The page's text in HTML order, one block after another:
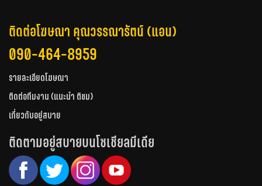
ติดต่อโฆษณา คุณวรรณารัตน์ (แอน)
090-464-8959
รายละเอียดโฆษณา
ติดต่อทีมงาน (แนะนำ ติชม)
เกี่ยวกับอยู่สบาย
ติดตามอยู่สบายบนโซเชียลมีเดีย